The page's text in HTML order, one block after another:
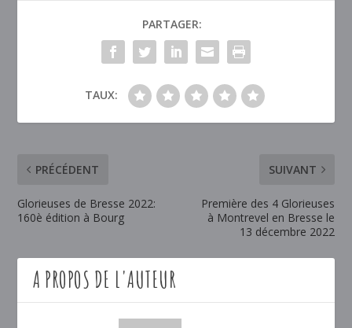
PARTAGER:
TAUX:
PRÉCÉDENT
Glorieuses de Bresse 2022:
160è édition à Bourg
SUIVANT
Première des 4 Glorieuses
à Montrevel en Bresse le
13 décembre 2022
A PROPOS DE L'AUTEUR